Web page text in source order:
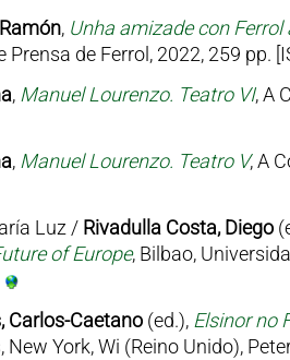
, Unha amizade con
Prensa de Ferrol, 2022, 259 pp.
, Manuel Lourenzo. Teatro VI, A
, Manuel Lourenzo. Teatro V, A
Luz / Rivadulla Costa, Diego
of Europe, Bilbao,
Carlos-Caetano(ed.), Elsinor no
New York, Wi (Reino Unido),